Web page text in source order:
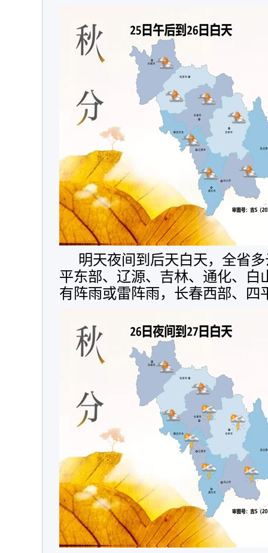
明天夜间到后天白天，全省
平东部、辽源、吉林、通化、白
有阵雨或雷阵雨，长春西部、四